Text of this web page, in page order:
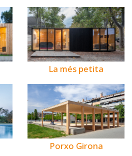
La més petita
Porxo Girona